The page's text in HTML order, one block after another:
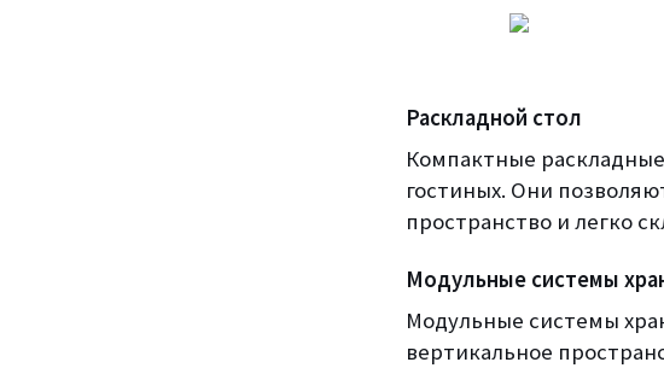
Раскладной стол
Компактные
гостиных. Они
пространство и легко
Модульные системы
Модульные системы
вертикальное